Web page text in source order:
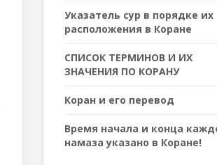
Указатель сур в порядке их
расположения в Коране
СПИСОК ТЕРМИНОВ И ИХ
ЗНАЧЕНИЯ ПО КОРАНУ
Коран и его перевод
Время начала и конца
намаза указано в Коране!